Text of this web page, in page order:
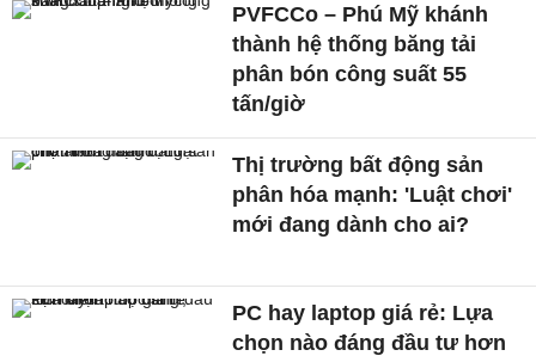
PVFCCo – Phú Mỹ khánh
thành hệ thống băng tải
phân bón công suất 55
tấn/giờ
Thị trường bất động sản
phân hóa mạnh: 'Luật chơi'
mới đang dành cho ai?
PC hay laptop giá rẻ: Lựa
chọn nào đáng đầu tư hơn